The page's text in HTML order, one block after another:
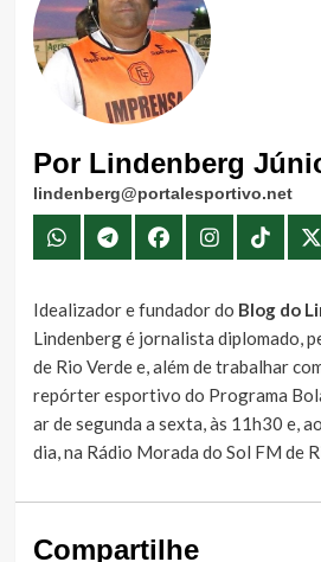
Por Lindenberg
lindenberg@portalesportivo.net
Idealizador e fundador do Blog do
Lindenberg é jornalista diplomado,
de Rio Verde e, além de trabalhar
repórter esportivo do Programa
ar de segunda a sexta, às 11h30 e,
dia, na Rádio Morada do Sol FM de
Compartilhe